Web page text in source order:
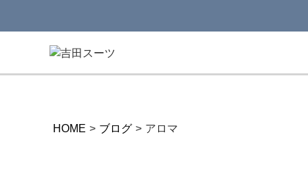
HOME > ブログ > アロマ